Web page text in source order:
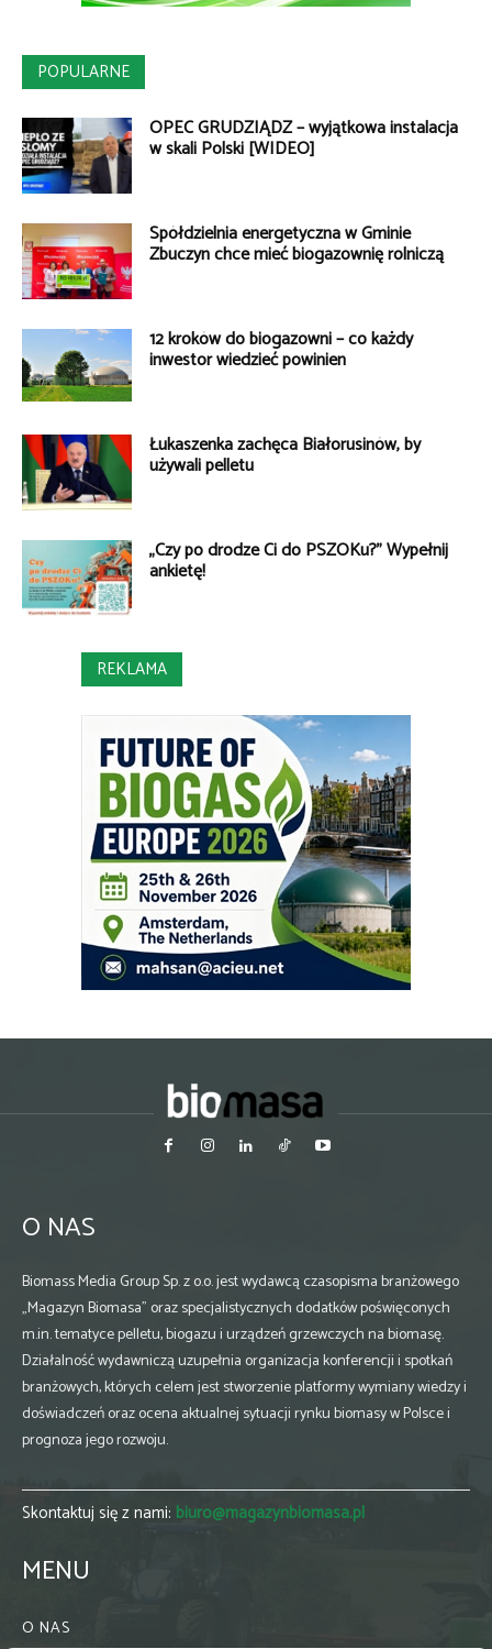
POPULARNE
OPEC GRUDZIĄDZ – wyjątkowa instalacja
w skali Polski [WIDEO]
Spółdzielnia energetyczna w Gminie
Zbuczyn chce mieć biogazownię rolniczą
12 kroków do biogazowni – co każdy
inwestor wiedzieć powinien
Łukaszenka zachęca Białorusinów, by
używali pelletu
„Czy po drodze Ci do PSZOKu?” Wypełnij
ankietę!
REKLAMA
O NAS
Biomass Media Group Sp. z o.o. jest wydawcą czasopisma branżowego
„Magazyn Biomasa” oraz specjalistycznych dodatków poświęconych
m.in. tematyce pelletu, biogazu i urządzeń grzewczych na biomasę.
Działalność wydawniczą uzupełnia organizacja konferencji i spotkań
branżowych, których celem jest stworzenie platformy wymiany wiedzy i
doświadczeń oraz ocena aktualnej sytuacji rynku biomasy w Polsce i
prognoza jego rozwoju.
Skontaktuj się z nami: biuro@magazynbiomasa.pl
MENU
O NAS